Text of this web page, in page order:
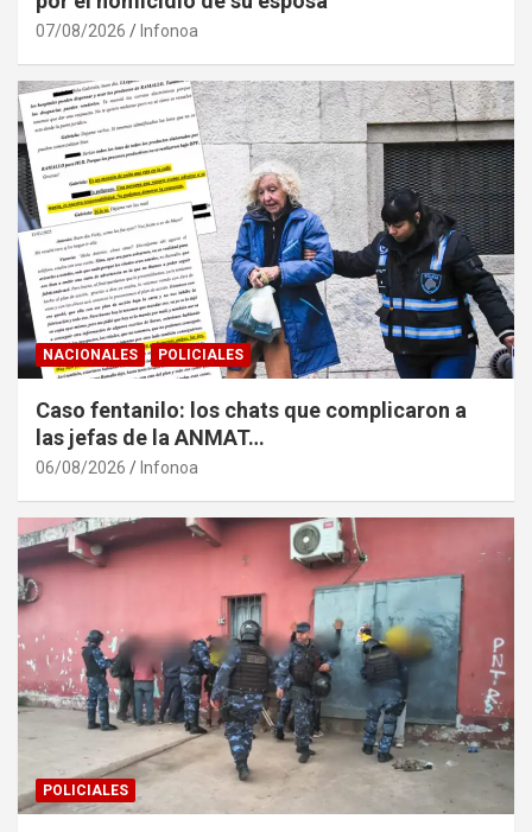
07/08/2026 Infonoa
NACIONALES POLICIALES
Caso fentanilo: los chats que complicaron a
las jefas de la ANMAT…
06/08/2026 Infonoa
POLICIALES